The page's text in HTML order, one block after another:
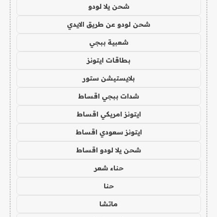
شحن يلا لودو
شحن لودو عن طريق الايدي
شعبية ببجي
بطاقات ايتونز
بلايستيشن ستور
شدات ببجي اقساط
ايتونز امريكي اقساط
ايتونز سعودي اقساط
شحن يلا لودو اقساط
حناء شعر
حنا
ماتشا